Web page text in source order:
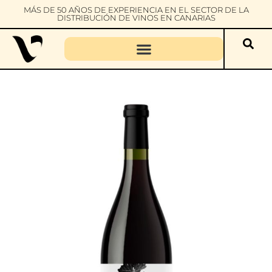
MÁS DE 50 AÑOS DE EXPERIENCIA EN EL SECTOR DE LA
DISTRIBUCIÓN DE VINOS EN CANARIAS